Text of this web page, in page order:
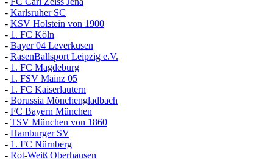
- Karlsruher SC
- KSV Holstein von 1900
- 1. FC Köln
- Bayer 04 Leverkusen
- RasenBallsport Leipzig e.V.
- 1. FC Magdeburg
- 1. FSV Mainz 05
- 1. FC Kaiserlautern
- Borussia Mönchengladbach
- FC Bayern München
- TSV München von 1860
- Hamburger SV
- 1. FC Nürnberg
- Rot-Weiß Oberhausen